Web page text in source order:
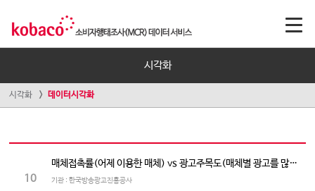
시각화
시각화 데이터시각화
10
매체접촉률(어제 이용한 매체) vs 광고주목도(매체별 광고를 많이 보는/듣는 정도)
기관 : 한국방송광고진흥공사